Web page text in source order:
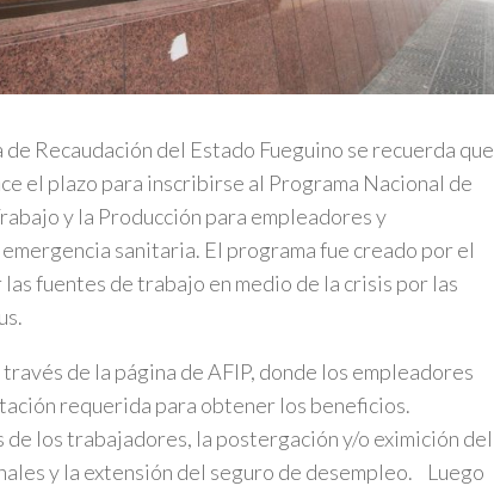
Recaudación del Estado Fueguino se recuerda que
el plazo para inscribirse al Programa Nacional de
y la Producción para empleadores y
sanitaria. El programa fue creado por el
fuentes de trabajo en medio de la crisis por las
de la página de AFIP, donde los empleadores
requerida para obtener los beneficios.
los trabajadores, la postergación y/o eximición del
y la extensión del seguro de desempleo. Luego